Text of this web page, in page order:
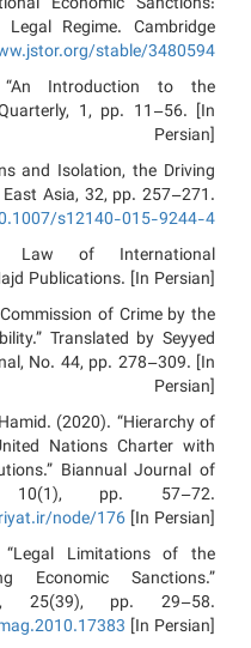
Regime. Cambridge
stable/3480594
“An Introduction to the
1, pp. 11–56. [In
Persian]
and Isolation, the Driving
Asia, 32, pp. 257–271.
s12140-015-9244-4
Law of International
Publications. [In Persian]
of Crime by the
Translated by Seyyed
No. 44, pp. 278–309. [In
Persian]
(2020). “Hierarchy of
Nations Charter with
Biannual Journal of
10(1), pp. 57–72.
node/176 [In Persian]
Limitations of the
Economic Sanctions.”
25(39), pp. 29–58.
[In Persian]